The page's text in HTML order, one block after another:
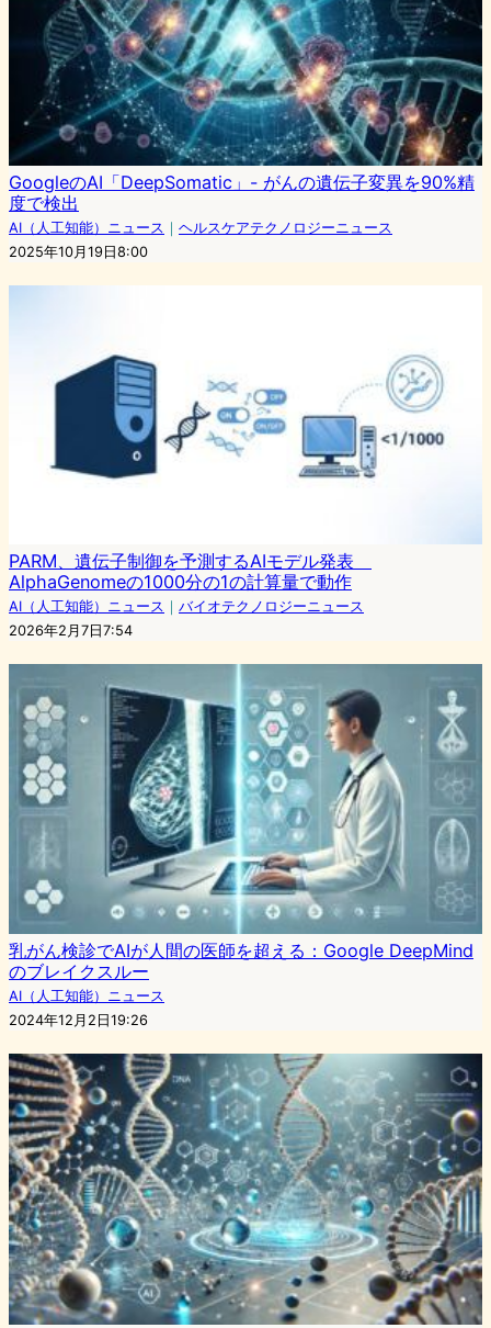
GoogleのAI「DeepSomatic」- がんの遺伝子変異を90%精
度で検出
AI（人工知能）ニュース ｜ ヘルスケアテクノロジーニュース
2025年10月19日8:00
PARM、遺伝子制御を予測するAIモデル発表
AlphaGenomeの1000分の1の計算量で動作
AI（人工知能）ニュース ｜ バイオテクノロジーニュース
2026年2月7日7:54
乳がん検診でAIが人間の医師を超える：Google DeepMind
のブレイクスルー
AI（人工知能）ニュース
2024年12月2日19:26